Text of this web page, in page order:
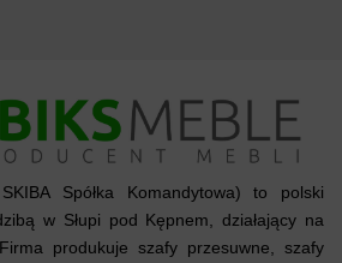
Spółka Komandytowa) to polski
w Słupi pod Kępnem, działający na
produkuje szafy przesuwne, szafy